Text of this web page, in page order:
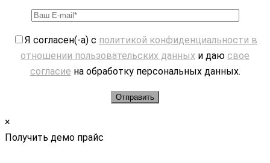
Я согласен(-а) с политикой конфиденциальности в
отношении пользовательских данных и даю свое
согласие на обработку персональных данных.
×
Получить демо прайс